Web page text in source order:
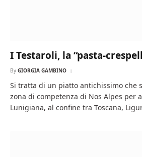
I Testaroli, la “pasta-
By GIORGIA GAMBINO
Si tratta di un piatto antichissimo che
zona di competenza di Nos Alpes per
Lunigiana, al confine tra Toscana,